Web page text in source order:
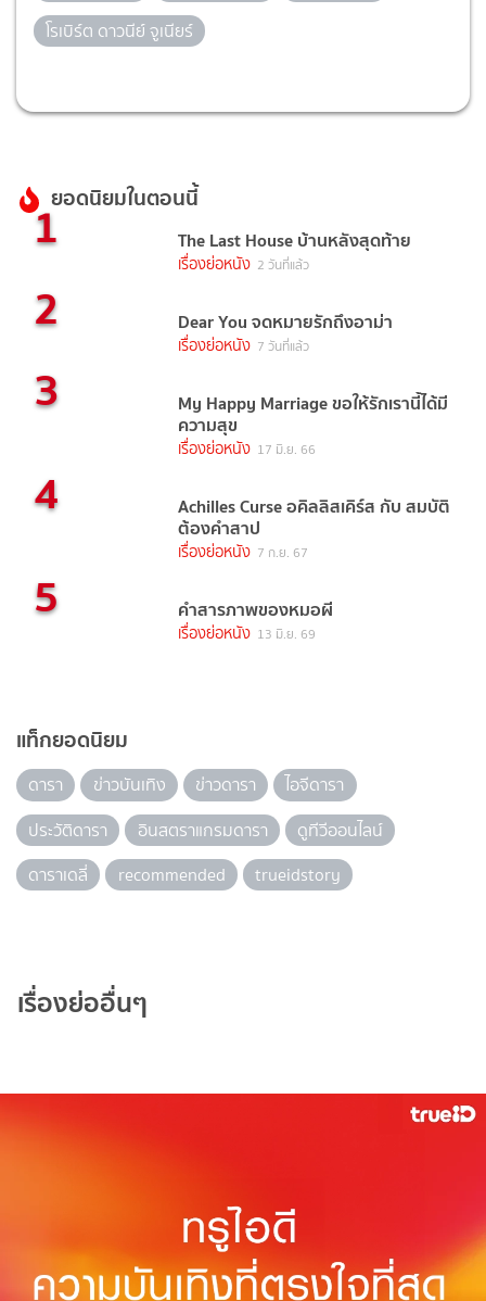
โรเบิร์ต ดาวนีย์ จูเนียร์
ยอดนิยมในตอนนี้
1 The Last House บ้านหลังสุดท้าย
เรื่องย่อหนัง 2 วันที่แล้ว
2 Dear You จดหมายรักถึงอาม่า
เรื่องย่อหนัง 7 วันที่แล้ว
3 My Happy Marriage ขอให้รักเรานี้ได้มี
ความสุข
เรื่องย่อหนัง 17 มิ.ย. 66
4 Achilles Curse อคิลลิสเคิร์ส กับ สมบัติ
ต้องคำสาป
เรื่องย่อหนัง 7 ก.ย. 67
5 คำสารภาพของหมอผี
เรื่องย่อหนัง 13 มิ.ย. 69
แท็กยอดนิยม
ดารา ข่าวบันเทิง ข่าวดารา
ไอจีดารา
ประวัติดารา
อินสตราแกรมดารา
ดูทีวีออนไลน์
ดาราเดลี่
recommended trueidstory
เรื่องย่ออื่นๆ